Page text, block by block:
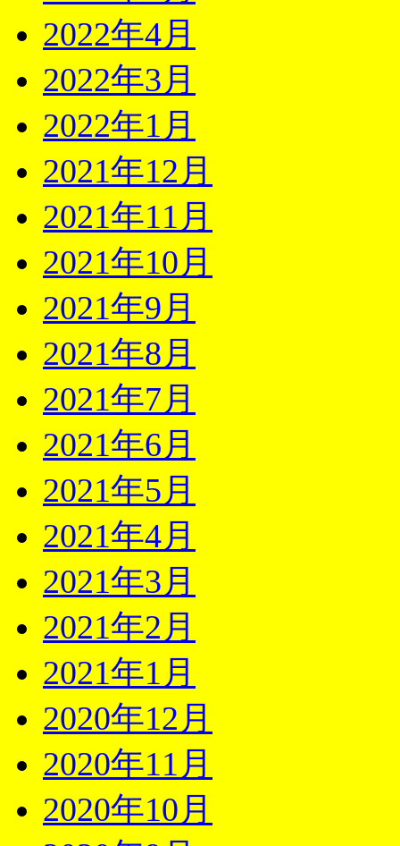
2022年4月
2022年3月
2022年1月
2021年12月
2021年11月
2021年10月
2021年9月
2021年8月
2021年7月
2021年6月
2021年5月
2021年4月
2021年3月
2021年2月
2021年1月
2020年12月
2020年11月
2020年10月